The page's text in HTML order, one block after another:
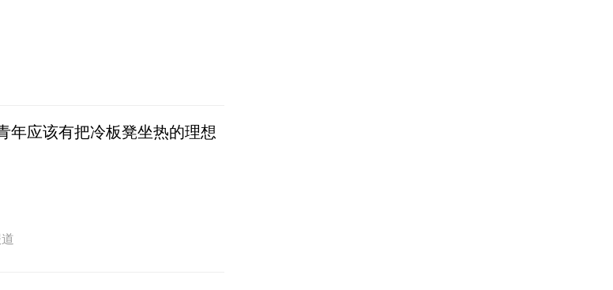
年应该有把冷板凳坐热的理想